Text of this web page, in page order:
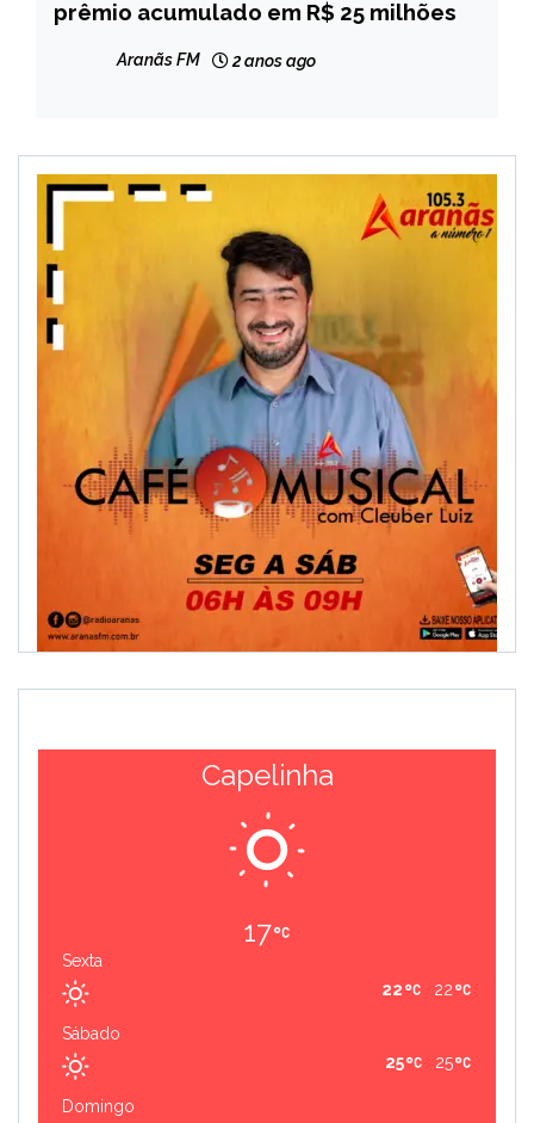
NOTÍCIAS
prêmio acumulado em R$ 25 milhões
Aranãs FM 2 anos ago
Capelinha
17
Sexta
22
22
Sábado
25
25
Domingo